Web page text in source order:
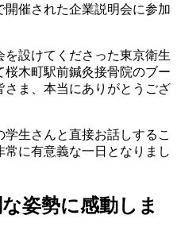
催された企業説明会に参加
を設けてくださった東京衛生
木町駅前鍼灸接骨院のブー
さま、本当にありがとうござ
生さんと直接お話しするこ
に有意義な一日となりまし
姿勢に感動しま